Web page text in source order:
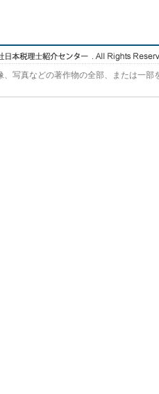
、写真などの著作物の全部、または一